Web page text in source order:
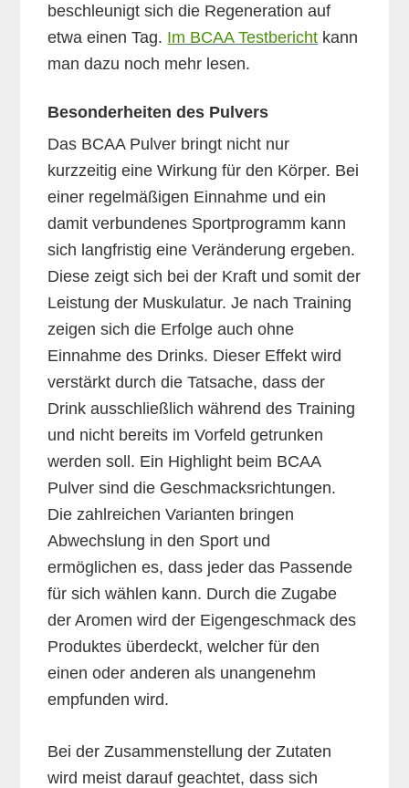
beschleunigt sich die Regeneration auf
etwa einen Tag. Im BCAA Testbericht kann
man dazu noch mehr lesen.
Besonderheiten des Pulvers
Das BCAA Pulver bringt nicht nur
kurzzeitig eine Wirkung für den Körper. Bei
einer regelmäßigen Einnahme und ein
damit verbundenes Sportprogramm kann
sich langfristig eine Veränderung ergeben.
Diese zeigt sich bei der Kraft und somit der
Leistung der Muskulatur. Je nach Training
zeigen sich die Erfolge auch ohne
Einnahme des Drinks. Dieser Effekt wird
verstärkt durch die Tatsache, dass der
Drink ausschließlich während des Training
und nicht bereits im Vorfeld getrunken
werden soll. Ein Highlight beim BCAA
Pulver sind die Geschmacksrichtungen.
Die zahlreichen Varianten bringen
Abwechslung in den Sport und
ermöglichen es, dass jeder das Passende
für sich wählen kann. Durch die Zugabe
der Aromen wird der Eigengeschmack des
Produktes überdeckt, welcher für den
einen oder anderen als unangenehm
empfunden wird.
Bei der Zusammenstellung der Zutaten
wird meist darauf geachtet, dass sich